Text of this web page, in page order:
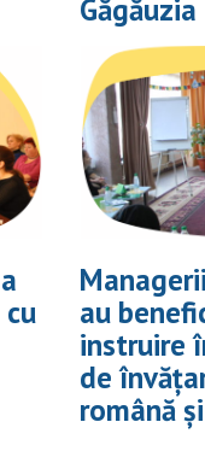
Găgăuzia
au
instruire
de
română